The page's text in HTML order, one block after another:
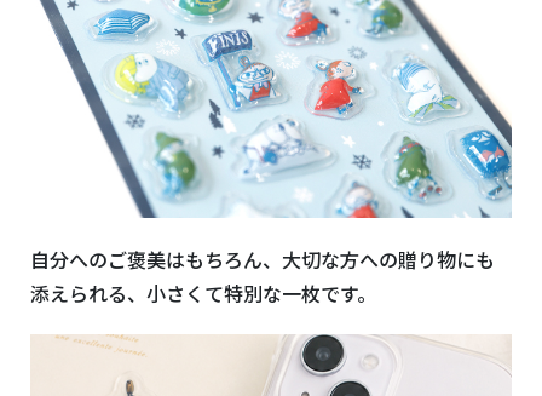
自分へのご褒美はもちろん、大切な方への贈り物にも
添えられる、小さくて特別な一枚です。